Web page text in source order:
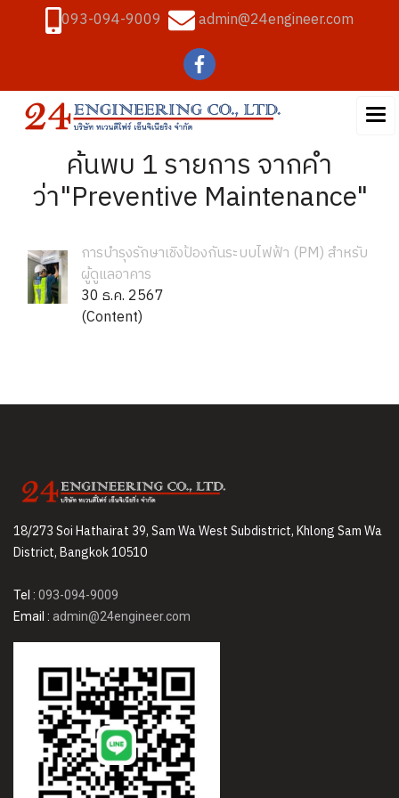
093-094-9009 admin@24engineer.com
ค้นพบ 1 รายการ จากคำ
ว่า"Preventive Maintenance"
การบำรุงรักษาเชิงป้องกันระบบไฟฟ้า (PM) สำหรับ
ผู้ดูแลอาคาร
30 ธ.ค. 2567
(Content)
18/273 Soi Hathairat 39, Sam Wa West Subdistrict, Khlong Sam Wa
District, Bangkok 10510
Tel : 093-094-9009
Email : admin@24engineer.com